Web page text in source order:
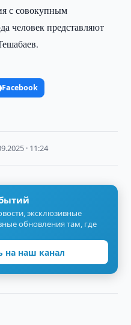
с совокупным
человек представляют
Facebook
· 11:24
эксклюзивные
обновления там, где
на наш канал